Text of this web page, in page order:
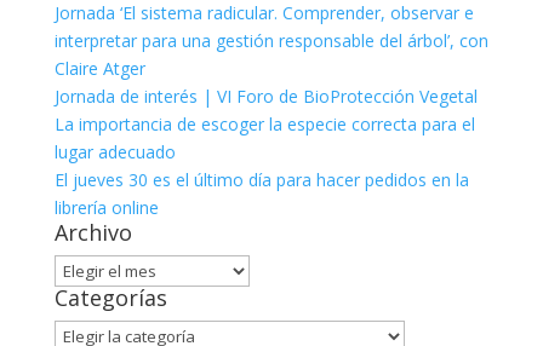
Jornada ‘El sistema radicular. Comprender, observar e
interpretar para una gestión responsable del árbol’, con
Claire Atger
Jornada de interés | VI Foro de BioProtección Vegetal
La importancia de escoger la especie correcta para el
lugar adecuado
El jueves 30 es el último día para hacer pedidos en la
librería online
Archivo
Archivo
Categorías
Categorías